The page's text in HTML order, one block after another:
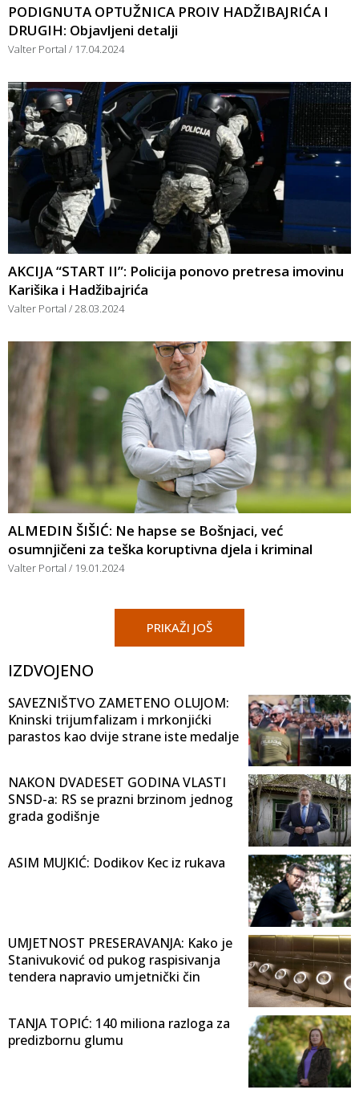
PODIGNUTA OPTUŽNICA PROIV HADŽIBAJRIĆA I
DRUGIH: Objavljeni detalji
Valter Portal 17.04.2024
AKCIJA “START II”: Policija ponovo pretresa imovinu
Karišika i Hadžibajrića
Valter Portal 28.03.2024
ALMEDIN ŠIŠIĆ: Ne hapse se Bošnjaci, već
osumnjičeni za teška koruptivna djela i kriminal
Valter Portal 19.01.2024
PRIKAŽI JOŠ
IZDVOJENO
SAVEZNIŠTVO ZAMETENO OLUJOM:
Kninski trijumfalizam i mrkonjićki
parastos kao dvije strane iste medalje
NAKON DVADESET GODINA VLASTI
SNSD-a: RS se prazni brzinom jednog
grada godišnje
ASIM MUJKIĆ: Dodikov Kec iz rukava
UMJETNOST PRESERAVANJA: Kako je
Stanivuković od pukog raspisivanja
tendera napravio umjetnički čin
TANJA TOPIĆ: 140 miliona razloga za
predizbornu glumu